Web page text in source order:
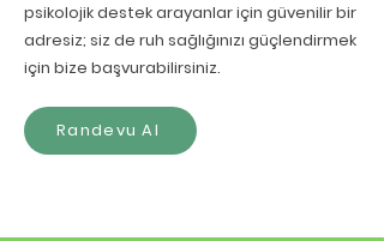
psikolojik destek arayanlar için güvenilir bir
adresiz; siz de ruh sağlığınızı güçlendirmek
için bize başvurabilirsiniz.
Randevu Al